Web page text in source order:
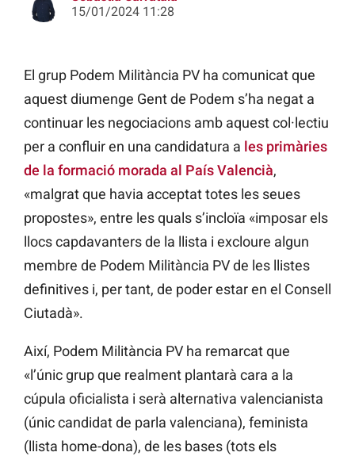
15/01/2024 11:28
El grup Podem Militància PV ha comunicat que
aquest diumenge Gent de Podem s’ha negat a
continuar les negociacions amb aquest col·lectiu
per a confluir en una candidatura a les primàries
de la formació morada al País Valencià,
«malgrat que havia acceptat totes les seues
propostes», entre les quals s’incloïa «imposar els
llocs capdavanters de la llista i excloure algun
membre de Podem Militància PV de les llistes
definitives i, per tant, de poder estar en el Consell
Ciutadà».
Així, Podem Militància PV ha remarcat que
«l’únic grup que realment plantarà cara a la
cúpula oficialista i serà alternativa valencianista
(únic candidat de parla valenciana), feminista
(llista home-dona), de les bases (tots els